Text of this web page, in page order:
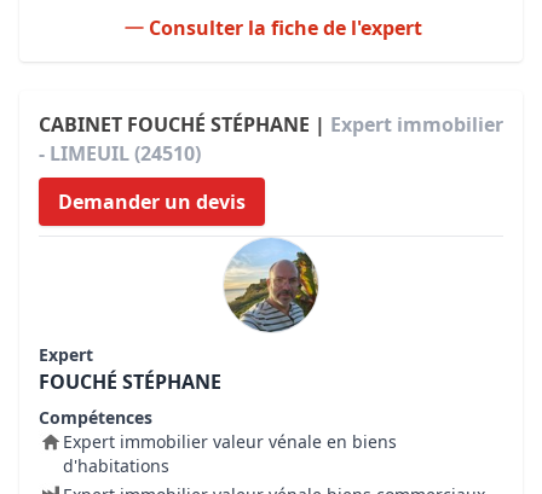
Consulter la fiche de l'expert
CABINET FOUCHÉ STÉPHANE | Expert immobilier
- LIMEUIL (24510)
Demander un devis
Expert
FOUCHÉ STÉPHANE
Compétences
Expert immobilier valeur vénale en biens
d'habitations